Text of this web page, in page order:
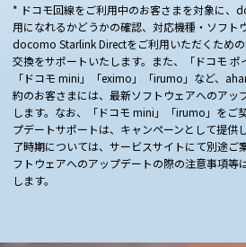
* ドコモ回線をご利用中のお客さまを対象に、
用になれるかどうかの確認、対応機種・ソフト
docomo Starlink Directをご利用いただくため
交換をサポートいたします。また、「ドコモ ポ
「ドコモ mini」「eximo」「irumo」など、
約のお客さまには、最新ソフトウェアへのアッ
します。なお、「ドコモ mini」「irumo」をご
プデートサポートは、キャンペーンとして提供
了時期については、サービスサイトにて別途ご
フトウェアへのアップデートの際の注意事項等
します。